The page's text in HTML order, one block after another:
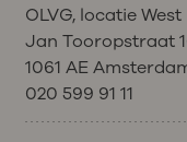
OLVG, locatie West
Jan Tooropstraat
1061 AE
020 599 91 11